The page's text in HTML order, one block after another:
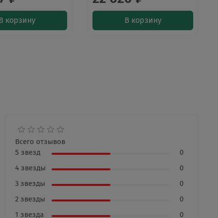
корзину В корзину
Всего отзывов
5 звезд
0
4 звезды
0
3 звезды
0
2 звезды
0
1 звезда
0